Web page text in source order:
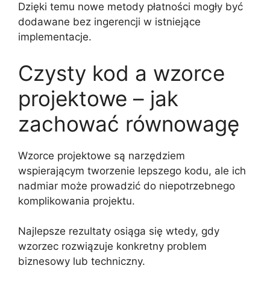
Dzięki temu nowe metody płatności mogły być
dodawane bez ingerencji w istniejące
implementacje.
Czysty kod a wzorce
projektowe – jak
zachować równowagę
Wzorce projektowe są narzędziem
wspierającym tworzenie lepszego kodu, ale ich
nadmiar może prowadzić do niepotrzebnego
komplikowania projektu.
Najlepsze rezultaty osiąga się wtedy, gdy
wzorzec rozwiązuje konkretny problem
biznesowy lub techniczny.